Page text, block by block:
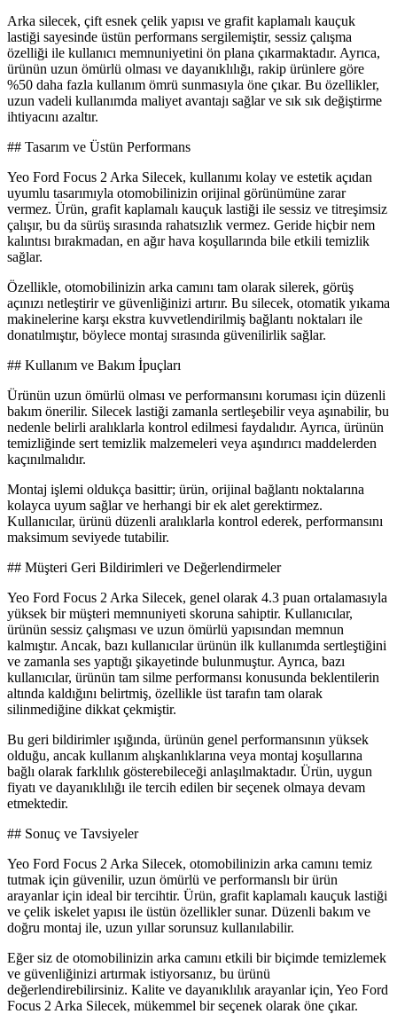
Arka silecek, çift esnek çelik yapısı ve grafit kaplamalı kauçuk
lastiği sayesinde üstün performans sergilemiştir, sessiz çalışma
özelliği ile kullanıcı memnuniyetini ön plana çıkarmaktadır. Ayrıca,
ürünün uzun ömürlü olması ve dayanıklılığı, rakip ürünlere göre
%50 daha fazla kullanım ömrü sunmasıyla öne çıkar. Bu özellikler,
uzun vadeli kullanımda maliyet avantajı sağlar ve sık sık değiştirme
ihtiyacını azaltır.
## Tasarım ve Üstün Performans
Yeo Ford Focus 2 Arka Silecek, kullanımı kolay ve estetik açıdan
uyumlu tasarımıyla otomobilinizin orijinal görünümüne zarar
vermez. Ürün, grafit kaplamalı kauçuk lastiği ile sessiz ve titreşimsiz
çalışır, bu da sürüş sırasında rahatsızlık vermez. Geride hiçbir nem
kalıntısı bırakmadan, en ağır hava koşullarında bile etkili temizlik
sağlar.
Özellikle, otomobilinizin arka camını tam olarak silerek, görüş
açınızı netleştirir ve güvenliğinizi artırır. Bu silecek, otomatik yıkama
makinelerine karşı ekstra kuvvetlendirilmiş bağlantı noktaları ile
donatılmıştır, böylece montaj sırasında güvenilirlik sağlar.
## Kullanım ve Bakım İpuçları
Ürünün uzun ömürlü olması ve performansını koruması için düzenli
bakım önerilir. Silecek lastiği zamanla sertleşebilir veya aşınabilir, bu
nedenle belirli aralıklarla kontrol edilmesi faydalıdır. Ayrıca, ürünün
temizliğinde sert temizlik malzemeleri veya aşındırıcı maddelerden
kaçınılmalıdır.
Montaj işlemi oldukça basittir; ürün, orijinal bağlantı noktalarına
kolayca uyum sağlar ve herhangi bir ek alet gerektirmez.
Kullanıcılar, ürünü düzenli aralıklarla kontrol ederek, performansını
maksimum seviyede tutabilir.
## Müşteri Geri Bildirimleri ve Değerlendirmeler
Yeo Ford Focus 2 Arka Silecek, genel olarak 4.3 puan ortalamasıyla
yüksek bir müşteri memnuniyeti skoruna sahiptir. Kullanıcılar,
ürünün sessiz çalışması ve uzun ömürlü yapısından memnun
kalmıştır. Ancak, bazı kullanıcılar ürünün ilk kullanımda sertleştiğini
ve zamanla ses yaptığı şikayetinde bulunmuştur. Ayrıca, bazı
kullanıcılar, ürünün tam silme performansı konusunda beklentilerin
altında kaldığını belirtmiş, özellikle üst tarafın tam olarak
silinmediğine dikkat çekmiştir.
Bu geri bildirimler ışığında, ürünün genel performansının yüksek
olduğu, ancak kullanım alışkanlıklarına veya montaj koşullarına
bağlı olarak farklılık gösterebileceği anlaşılmaktadır. Ürün, uygun
fiyatı ve dayanıklılığı ile tercih edilen bir seçenek olmaya devam
etmektedir.
## Sonuç ve Tavsiyeler
Yeo Ford Focus 2 Arka Silecek, otomobilinizin arka camını temiz
tutmak için güvenilir, uzun ömürlü ve performanslı bir ürün
arayanlar için ideal bir tercihtir. Ürün, grafit kaplamalı kauçuk lastiği
ve çelik iskelet yapısı ile üstün özellikler sunar. Düzenli bakım ve
doğru montaj ile, uzun yıllar sorunsuz kullanılabilir.
Eğer siz de otomobilinizin arka camını etkili bir biçimde temizlemek
ve güvenliğinizi artırmak istiyorsanız, bu ürünü
değerlendirebilirsiniz. Kalite ve dayanıklılık arayanlar için, Yeo Ford
Focus 2 Arka Silecek, mükemmel bir seçenek olarak öne çıkar.